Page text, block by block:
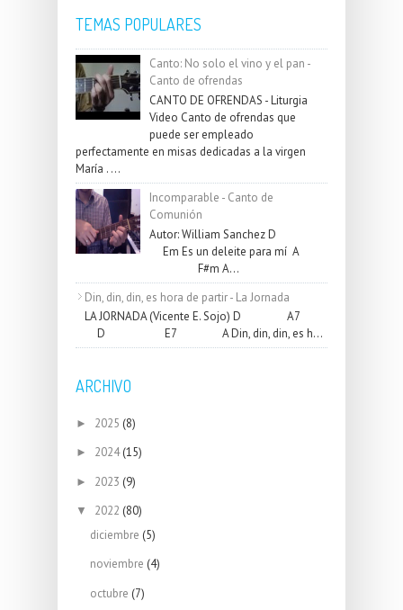
TEMAS POPULARES
Canto: No solo el vino y el pan -
Canto de ofrendas
CANTO DE OFRENDAS - Liturgia
Video Canto de ofrendas que
puede ser empleado
perfectamente en misas dedicadas a la virgen
María . ...
Incomparable - Canto de
Comunión
Autor: William Sanchez D
Em Es un deleite para mí A
F#m A...
Din, din, din, es hora de partir - La Jornada
LA JORNADA (Vicente E. Sojo) D A7
D E7 A Din, din, din, es h...
ARCHIVO
► 2025 (8)
► 2024 (15)
► 2023 (9)
▼ 2022 (80)
diciembre (5)
noviembre (4)
octubre (7)